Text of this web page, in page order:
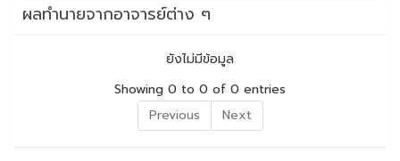
ผลทำนายจากอาจารย์ต่าง ๆ
ยังไม่มีข้อมูล
Showing 0 to 0 of 0 entries
Previous
Next